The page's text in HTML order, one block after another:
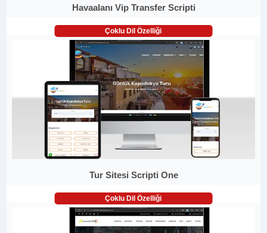
Havaalanı Vip Transfer Scripti
Çoklu Dil Özelliği
Tur Sitesi Scripti One
Çoklu Dil Özelliği